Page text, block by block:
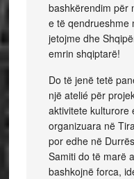
bashkërendim për
e të qendrueshme
jetojme dhe
emrin shqiptarë!
Do të jenë tetë
një atelié për
aktivitete kulturore
organizuara në
por edhe në
Samiti do të marë
bashkojnë forca,